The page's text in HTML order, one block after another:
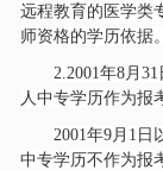
远程教育的医学类
师资格的学历依据。
2.2001年8月
人中专学历作为报
2001年9月1日
中专学历不作为报